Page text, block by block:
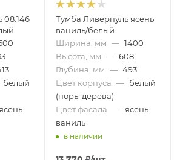
08.146
белый
Тумба Ливерпуль ясень
ваниль/белый
Ширина, мм — 1400
Высота, мм — 608
Глубина, мм — 493
Цвет корпуса — белый
(поры дерева)
Цвет фасада — ясень
ваниль
в наличии